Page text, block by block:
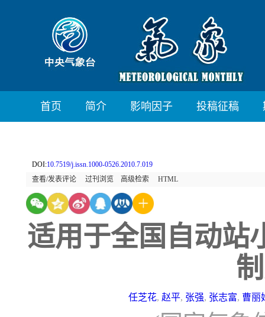
首页 简介 影响因子 投稿征稿
DOI:10.7519/j.issn.1000-0526.2010.7.019
查看/发表评论
过刊浏览 高级检索 HTML
适用于全国自动站
任芝花,赵平, 张强, 张志富, 曹丽